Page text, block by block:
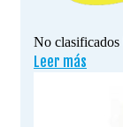
No clasificados
Leer más